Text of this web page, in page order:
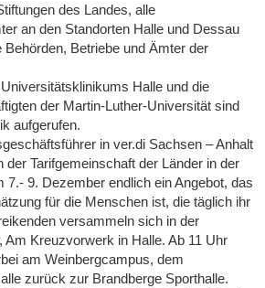
des Landes, alle
an den Standorten Halle und Dessau
Betriebe und Ämter der
Halle und die
der Martin-Luther-Universität sind
aufgerufen.
in ver.di Sachsen – Anhalt
der Tarifgemeinschaft der Länder in der
7.- 9. Dezember endlich ein Angebot, das
für die Menschen ist, die täglich ihr
versammeln sich in der
Am Kreuzvorwerk in Halle. Ab 11 Uhr
am Weinbergcampus, dem
zurück zur Brandberge Sporthalle.